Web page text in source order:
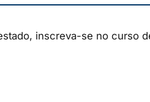
inscreva-se no curso